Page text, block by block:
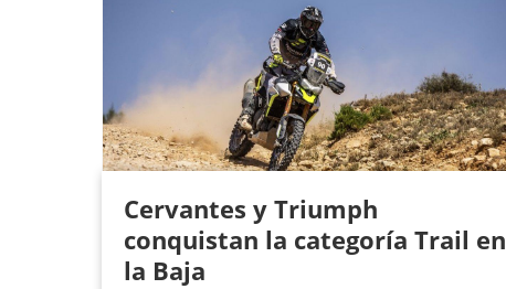
Cervantes y Triumph
conquistan la categoría Trail en
la Baja